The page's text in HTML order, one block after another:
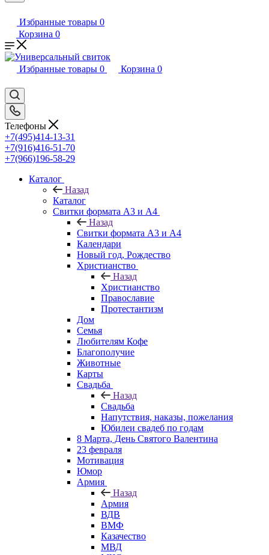
Избранные товары 0
Корзина 0
Избранные товары 0 Корзина 0
Телефоны
+7(495)414-13-31
+7(916)416-51-70
+7(966)196-58-29
Каталог
Назад
Каталог
Свитки формата А3 и А4
Назад
Свитки формата А3 и А4
Календари
Новый год, Рождество
Христианство
Назад
Христианство
Православие
Протестантизм
Дом
Семья
Любителям Кофе
Благополучие
Животные
Карты
Свадьба
Назад
Свадьба
Напутствия, наказы, пожелания
Юбилеи свадеб по годам
8 Марта, День Святого Валентина
23 февраля
Мотивация
Юмор
Армия
Назад
Армия
ВДВ
ВМФ
Казачество
МВД